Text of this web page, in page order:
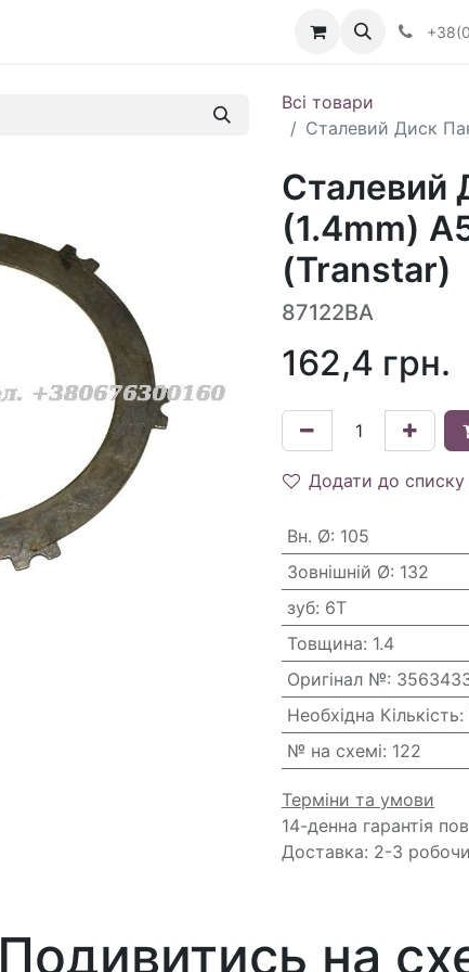
Всі товари
Сталевий Диск
Сталевий
(1.4mm)
(Transtar)
87122BA
162,4 грн.
Додати до
Вн. Ø: 105
Зовнішній Ø: 132
зуб: 6T
Товщина: 1.4
Оригінал №:
Необхідна Кількість:
№ на схемі: 122
Терміни та умови
14-денна гарантія
Доставка: 2-3
Подивитись на